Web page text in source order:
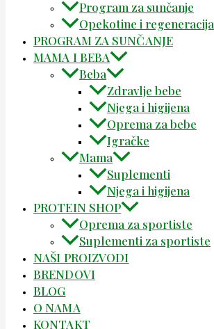
Program za sunčanje
Opekotine i regeneracija
PROGRAM ZA SUNČANJE
MAMA I BEBA
Beba
Zdravlje bebe
Njega i higijena
Oprema za bebe
Igračke
Mama
Suplementi
Njega i higijena
PROTEIN SHOP
Oprema za sportiste
Suplementi za sportiste
NAŠI PROIZVODI
BRENDOVI
BLOG
O NAMA
KONTAKT